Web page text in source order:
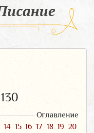
Оглавление
14 15 16 17 18 19 20